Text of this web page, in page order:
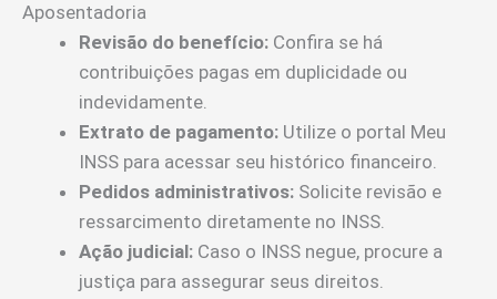
Aposentadoria
Revisão do benefício: Confira se há
contribuições pagas em duplicidade ou
indevidamente.
Extrato de pagamento: Utilize o portal Meu
INSS para acessar seu histórico financeiro.
Pedidos administrativos: Solicite revisão e
ressarcimento diretamente no INSS.
Ação judicial: Caso o INSS negue, procure a
justiça para assegurar seus direitos.